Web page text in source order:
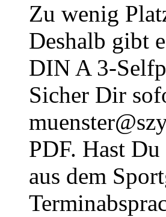
Zu wenig
Deshalb gibt
DIN A 3-
Sicher Dir
PDF. Hast
aus dem